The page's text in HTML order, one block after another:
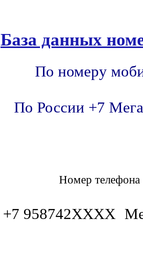
База данных
По номеру
По России +7
Номер
+7 958742XXXX